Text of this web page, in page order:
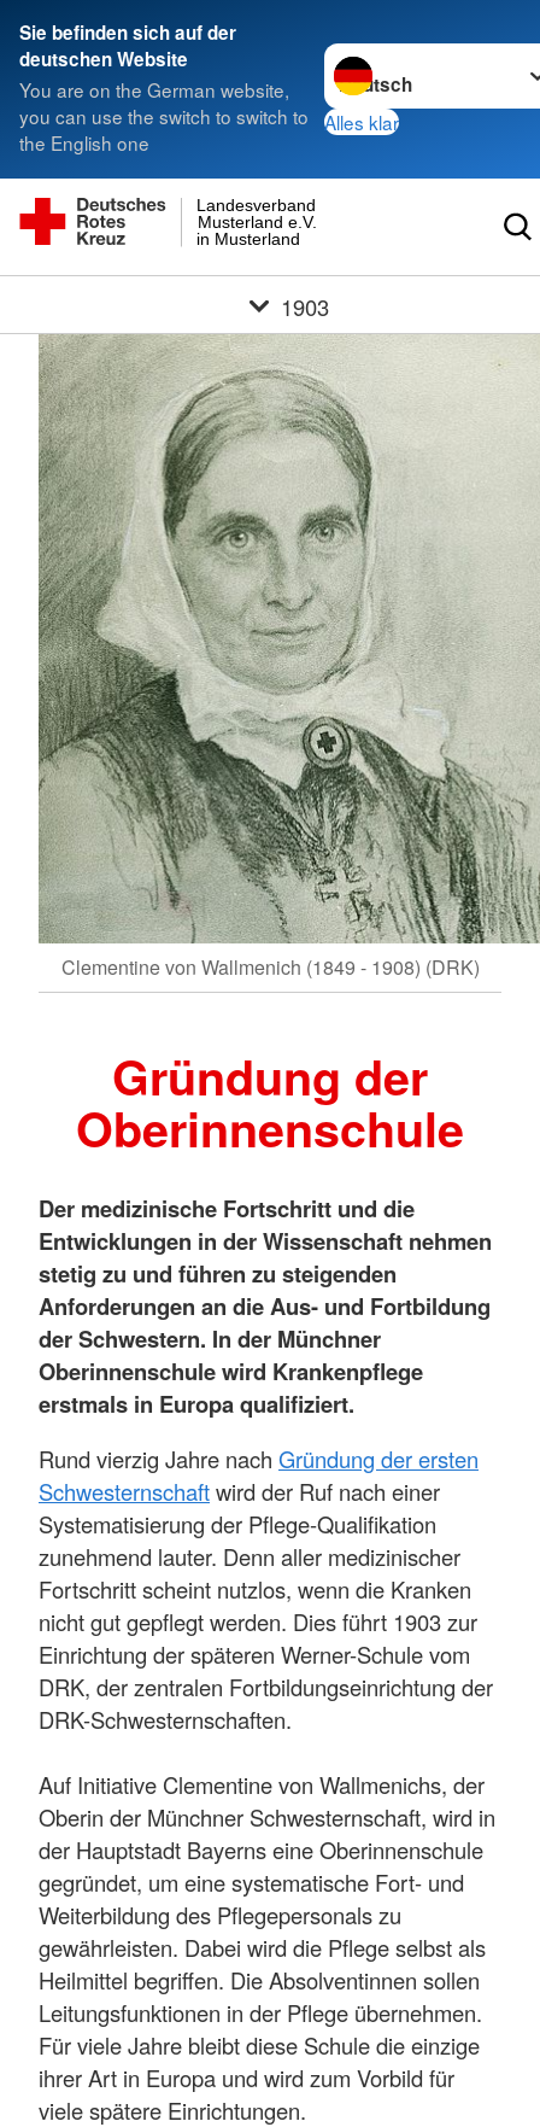
Sie befinden sich auf der
deutschen Website
You are on the German website,
you can use the switch to switch to
the English one
Sprache wechseln zu
Alles klar
in Musterland
Musterland e.V.
Landesverband
1903
Clementine von Wallmenich (1849 - 1908) (DRK)
Gründung der
Oberinnenschule
Der medizinische Fortschritt und die
Entwicklungen in der Wissenschaft nehmen
stetig zu und führen zu steigenden
Anforderungen an die Aus- und Fortbildung
der Schwestern. In der Münchner
Oberinnenschule wird Krankenpflege
erstmals in Europa qualifiziert.
Rund vierzig Jahre nach Gründung der ersten
Schwesternschaftwird der Ruf nach einer
Systematisierung der Pflege-Qualifikation
zunehmend lauter. Denn aller medizinischer
Fortschritt scheint nutzlos, wenn die Kranken
nicht gut gepflegt werden. Dies führt 1903 zur
Einrichtung der späteren Werner-Schule vom
DRK, der zentralen Fortbildungseinrichtung der
DRK-Schwesternschaften.
Auf Initiative Clementine von Wallmenichs, der
Oberin der Münchner Schwesternschaft, wird in
der Hauptstadt Bayerns eine Oberinnenschule
gegründet, um eine systematische Fort- und
Weiterbildung des Pflegepersonals zu
gewährleisten. Dabei wird die Pflege selbst als
Heilmittel begriffen. Die Absolventinnen sollen
Leitungsfunktionen in der Pflege übernehmen.
Für viele Jahre bleibt diese Schule die einzige
ihrer Art in Europa und wird zum Vorbild für
viele spätere Einrichtungen.